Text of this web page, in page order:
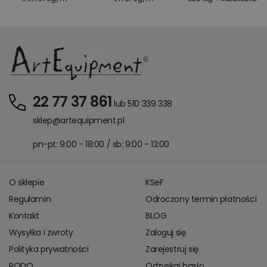
22 77 37 861 lub 510 339 338
sklep@artequipment.pl
pn-pt: 9:00 - 18:00 / sb: 9:00 - 13:00
O sklepie
Regulamin
Kontakt
Wysyłka i zwroty
Polityka prywatności
KSeF
Odroczony termin płatności
BLOG
Zaloguj się
Zarejestruj się